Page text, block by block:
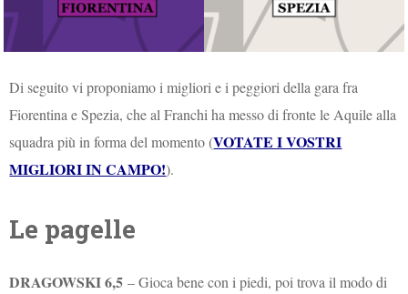
Di seguito vi proponiamo i migliori e i peggiori della gara fra
Fiorentina e Spezia, che al Franchi ha messo di fronte le Aquile alla
squadra più in forma del momento (VOTATE I VOSTRI
MIGLIORI IN CAMPO!).
Le pagelle
DRAGOWSKI 6,5– Gioca bene con i piedi, poi trova il modo di